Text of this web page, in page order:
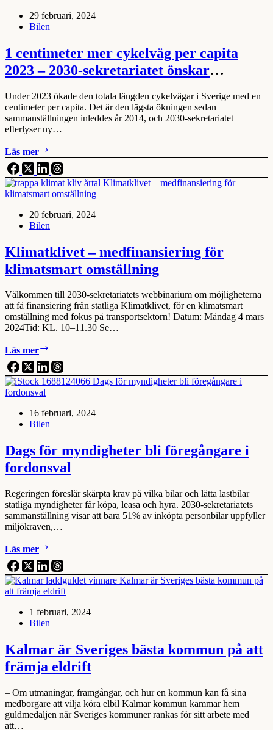
mot
33.2%
fjol
–
2030-
efterlyser
ny
stimulans
29 februari, 2024
Bilen
1 centimeter mer cykelväg per capita
2023 – 2030-sekretariatet önskar
Under 2023 ökade den totala längden cykelvägar i Sverige med en
centimeter per capita. Det är den lägsta ökningen sedan
sammanställningen inleddes år 2014, och 2030-sekretariatet
efterlyser ny…
Läs mer
centimeter
mer
cykelväg
per
2023
–
sekretariatet
önskar
snabbare
20 februari, 2024
Bilen
Klimatklivet – medfinansiering för
klimatsmart omställning
Välkommen till 2030-sekretariatets webbinarium om möjligheterna
att få finansiering från statliga Klimatklivet, för en klimatsmart
omställning med fokus på transportsektorn! Datum: Måndag 4 mars
2024Tid: KL. 10–11.30 Se…
Läs mer
–
medfinansiering
för
16 februari, 2024
Bilen
Dags för myndigheter bli föregångare i
fordonsval
Regeringen föreslår skärpta krav på vilka bilar och lätta lastbilar
statliga myndigheter får köpa, leasa och hyra. 2030-sekretariatets
sammanställning visar att bara 51% av inköpta personbilar uppfyller
miljökraven,…
Läs mer
för
myndigheter
bli
föregångare
fordonsval
1 februari, 2024
Bilen
Kalmar är Sveriges bästa kommun på att
främja eldrift
– Om utmaningar, framgångar, och hur en kommun kan få sina
medborgare att vilja köra elbil Kalmar kommun kammar hem
guldmedaljen när Sveriges kommuner rankas för sitt arbete med
att…